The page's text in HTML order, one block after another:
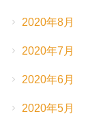
2020年8月
2020年7月
2020年6月
2020年5月